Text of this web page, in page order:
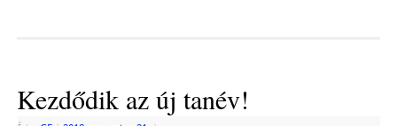
Kezdődik az új tanév!